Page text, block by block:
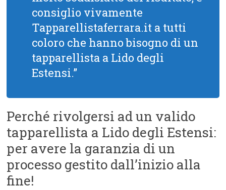
consiglio vivamente
Tapparellistaferrara.it a tutti
coloro che hanno bisogno di un
tapparellista a Lido degli
Estensi.”
Perché rivolgersi ad un valido
tapparellista a Lido degli Estensi:
per avere la garanzia di un
processo gestito dall’inizio alla
fine!